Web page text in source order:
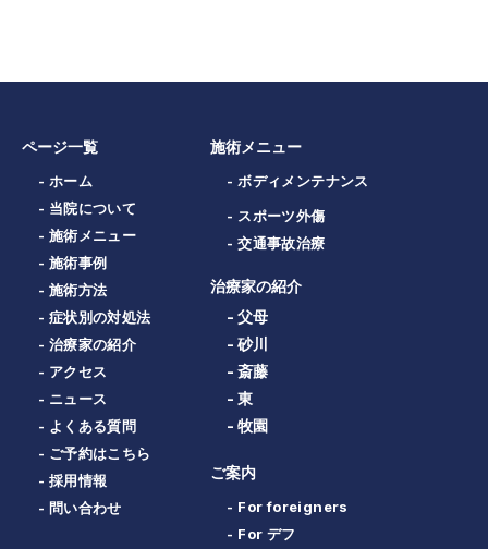
ページ一覧
- ホーム
- 当院について
- 施術メニュー
- 施術事例
- 施術方法
- 症状別の対処法
- 治療家の紹介
- アクセス
- ニュース
- よくある質問
- ご予約はこちら
- 採用情報
- 問い合わせ
施術メニュー
- ボディメンテナンス
- スポーツ外傷
- 交通事故治療
治療家の紹介
- 父母
- 砂川
- 斎藤
- 東
- 牧園
ご案内
- For foreigners
- For デフ